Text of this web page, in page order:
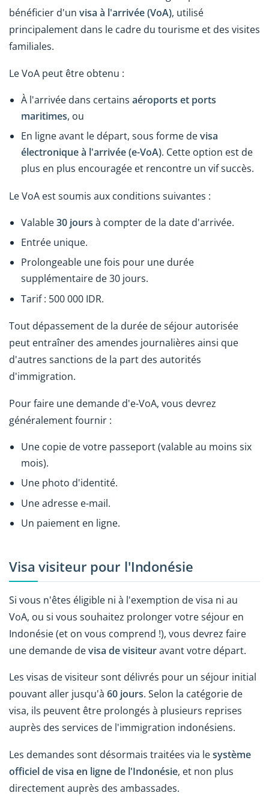
bénéficier d'un visa à l'arrivée (VoA), utilisé
principalement dans le cadre du tourisme et des visites
familiales.
Le VoA peut être obtenu :
À l'arrivée dans certains aéroports et ports
maritimes, ou
En ligne avant le départ, sous forme devisa
électronique à l'arrivée (e-VoA). Cette option est de
plus en plus encouragée et rencontre un vif succès.
Le VoA est soumis aux conditions suivantes :
Valable30 jours à compter de la date d'arrivée.
Entrée unique.
Prolongeable une fois pour une durée
supplémentaire de 30 jours.
Tarif : 500 000 IDR.
Tout dépassement de la durée de séjour autorisée
peut entraîner des amendes journalières ainsi que
d'autres sanctions de la part des autorités
d'immigration.
Pour faire une demande d'e-VoA, vous devrez
généralement fournir :
Une copie de votre passeport (valable au moins six
mois).
Une photo d'identité.
Une adresse e-mail.
Un paiement en ligne.
Visa visiteur pour l'Indonésie
Si vous n'êtes éligible ni à l'exemption de visa ni au
VoA, ou si vous souhaitez prolonger votre séjour en
Indonésie (et on vous comprend !), vous devrez faire
une demande devisa de visiteuravant votre départ.
Les visas de visiteur sont délivrés pour un séjour initial
pouvant aller jusqu'à 60 jours. Selon la catégorie de
visa, ils peuvent être prolongés à plusieurs reprises
auprès des services de l'immigration indonésiens.
Les demandes sont désormais traitées via lesystème
officiel de visa en ligne de l'Indonésie, et non plus
directement auprès des ambassades.